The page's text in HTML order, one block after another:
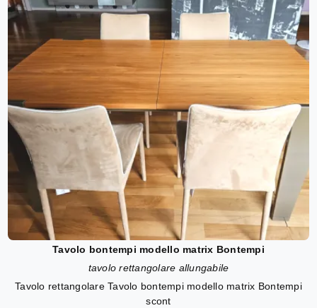
Tavolo bontempi modello matrix Bontempi
tavolo rettangolare allungabile
Tavolo rettangolare Tavolo bontempi modello matrix Bontempi
scont